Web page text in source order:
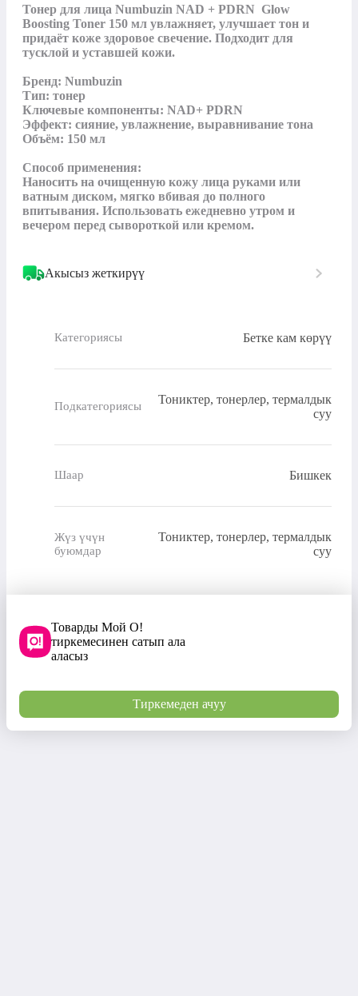
Тонер для лица Numbuzin NAD + PDRN  Glow
Boosting Toner 150 мл увлажняет, улучшает тон и
придаёт коже здоровое свечение. Подходит для
тусклой и уставшей кожи.
Бренд: Numbuzin
Тип: тонер
Ключевые компоненты: NAD+ PDRN
Эффект: сияние, увлажнение, выравнивание тона
Объём: 150 мл
Способ применения:
Наносить на очищенную кожу лица руками или
ватным диском, мягко вбивая до полного
впитывания. Использовать ежедневно утром и
вечером перед сывороткой или кремом.
Акысыз жеткирүү
Категориясы Бетке кам көрүү
Подкатегориясы
Тониктер, тонерлер, термалдык
суу
Шаар Бишкек
Жүз үчүн
буюмдар
Тониктер, тонерлер, термалдык
суу
Товарды Мой О!
тиркемесинен сатып ала
аласыз
Тиркемеден ачуу